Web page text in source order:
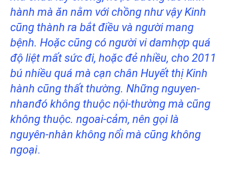
hành mà ăn nằm với chồng như vậy Kinh
cũng thành ra bắt điều và người mang
bệnh. Hoặc cũng có người vi damhợp quá
độ liệt mất sức đi, hoặc đẻ nhiều, cho 2011
bú nhiều quá mà cạn chân Huyết thị Kinh
hành cũng thất thường. Những nguyen-
nhanđó không thuộc nội-thường mà cũng
không thuộc. ngoai-cảm, nên gọi là
nguyên-nhàn không nổi mà cũng không
ngoại.